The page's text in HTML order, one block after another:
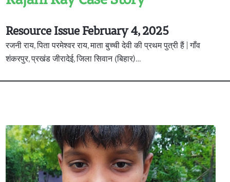
Resource Issue February 4, 2025
रजनी राय, पिता परमेश्वर राय, माता बुच्ची देवी की प्रथम पुत्री हैं | गाँव
शंकरपुर, प्रखंड जीरादेई, जिला सिवान (बिहार)…